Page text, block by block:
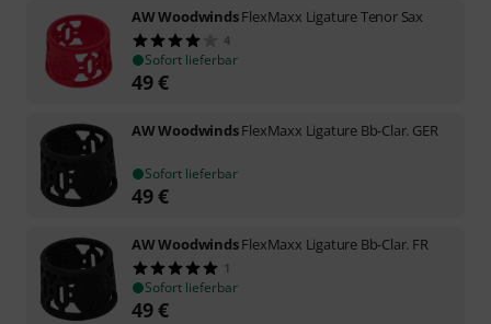
AW WoodwindsFlexMaxx Ligature Tenor Sax
4
Sofort lieferbar
49€
AW WoodwindsFlexMaxx Ligature Bb-Clar. GER
Sofort lieferbar
49€
AW WoodwindsFlexMaxx Ligature Bb-Clar. FR
1
Sofort lieferbar
49€